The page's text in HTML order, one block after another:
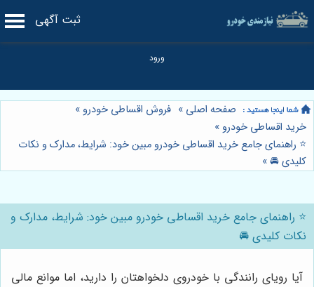
ثبت آگهی
صفحه اصلی » فروش اقساطی خودرو »
خرید اقساطی خودرو »
⭐️ راهنمای جامع خرید اقساطی خودرو مبین خود: شرایط، مدارک و نکات
کلیدی 🚘»
⭐️ راهنمای جامع خرید اقساطی خودرو مبین خود: شرایط، مدارک و
نکات کلیدی 🚘
آیا رویای رانندگی با خودروی دلخواهتان را دارید، اما موانع مالی